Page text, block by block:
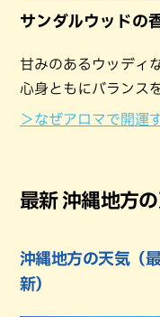
サンダルウッドの
甘みのあるウッディ
心身ともにバランス
＞なぜアロマで開運
最新 沖縄地方
沖縄地方の天気（
新）